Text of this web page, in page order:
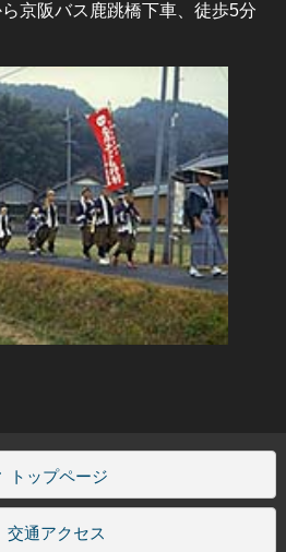
京阪バス鹿跳橋下車、徒歩5分
トップページ
交通アクセス